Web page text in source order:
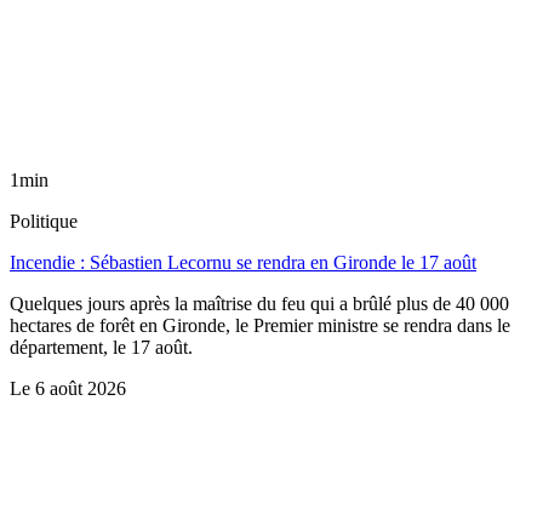
1min
Politique
Incendie : Sébastien Lecornu se rendra en Gironde le 17 août
Quelques jours après la maîtrise du feu qui a brûlé plus de 40 000
hectares de forêt en Gironde, le Premier ministre se rendra dans le
département, le 17 août.
Le 6 août 2026